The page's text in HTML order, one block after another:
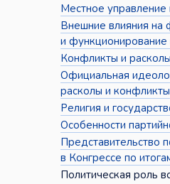
Местное управление
Внешние влияния на
и функционирование
Конфликты и расколы
Официальная
расколы и конфликты
Религия и
Особенности
Представительство
в Конгрессе по
Политическая роль